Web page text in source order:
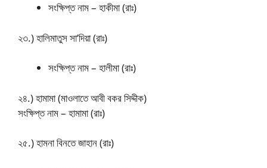
সংক্ষিপ্ত নাম – হাকীমা (রাঃ)
২৩.) হালিমাতুস সা’দিয়া (রাঃ)
সংক্ষিপ্ত নাম – হালীমা (রাঃ)
২৪.) হামামা (মাওলাতে আবী বকর সিদ্দীক)
সংক্ষিপ্ত নাম – হামামা (রাঃ)
২৫.) হামনা বিনতে জাহান (রাঃ)